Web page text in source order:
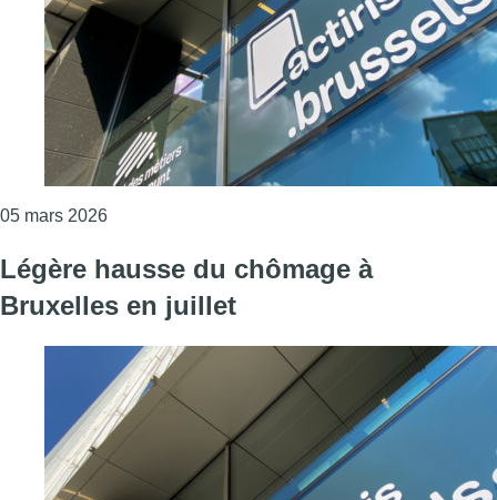
05 mars 2026Consulter l'article "Le taux de chômage, en
Légère hausse du chômage à
Bruxelles en juillet